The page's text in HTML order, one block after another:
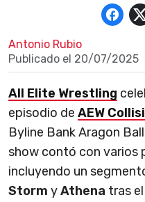
Antonio Rubio
Publicado el 20/07/2025
All Elite Wrestling
episodio de AEW
Byline Bank Aragon
show contó con varios
incluyendo un
Storm yAthena tras